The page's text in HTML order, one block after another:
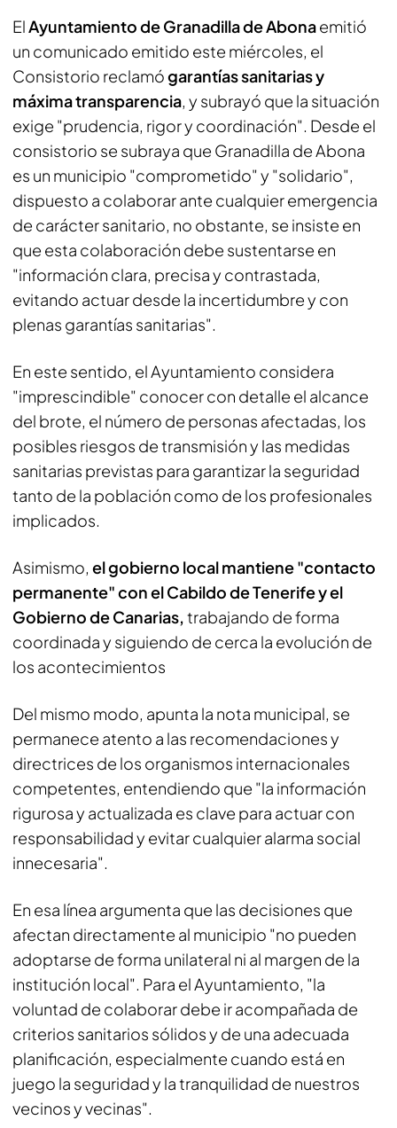
ElAyuntamiento de Granadilla de Abonaemitió
un comunicado emitido este miércoles, el
Consistorio reclamógarantías sanitarias y
máxima transparencia, y subrayó que la situación
exige "prudencia, rigor y coordinación". Desde el
consistorio se subraya que Granadilla de Abona
es un municipio "comprometido" y "solidario",
dispuesto a colaborar ante cualquier emergencia
de carácter sanitario, no obstante, se insiste en
que esta colaboración debe sustentarse en
"información clara, precisa y contrastada,
evitando actuar desde la incertidumbre y con
plenas garantías sanitarias".
En este sentido, el Ayuntamiento considera
"imprescindible" conocer con detalle el alcance
del brote, el número de personas afectadas, los
posibles riesgos de transmisión y las medidas
sanitarias previstas para garantizar la seguridad
tanto de la población como de los profesionales
implicados.
Asimismo, el gobierno local mantiene "contacto
permanente" con el Cabildo de Tenerife y el
Gobierno de Canarias,trabajando de forma
coordinada y siguiendo de cerca la evolución de
los acontecimientos
Del mismo modo, apunta la nota municipal, se
permanece atento a las recomendaciones y
directrices de los organismos internacionales
competentes, entendiendo que "la información
rigurosa y actualizada es clave para actuar con
responsabilidad y evitar cualquier alarma social
innecesaria".
En esa línea argumenta que las decisiones que
afectan directamente al municipio "no pueden
adoptarse de forma unilateral ni al margen de la
institución local". Para el Ayuntamiento, "la
voluntad de colaborar debe ir acompañada de
criterios sanitarios sólidos y de una adecuada
planificación, especialmente cuando está en
juego la seguridad y la tranquilidad de nuestros
vecinos y vecinas".